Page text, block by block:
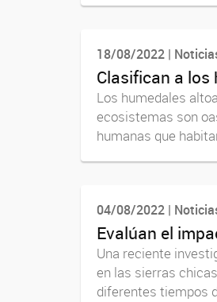
18/08/2022 |
Clasifican a
Los humedales
ecosistemas son
humanas que
04/08/2022 |
Evalúan el
Una reciente
en las sierras
diferentes tiempos